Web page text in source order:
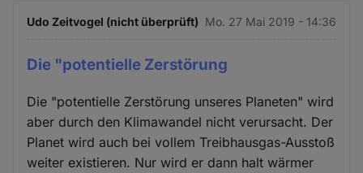
Udo Zeitvogel (nicht überprüft) Mo. 27 Mai 2019 - 14:36
Die "potentielle Zerstörung
Die "potentielle Zerstörung unseres Planeten" wird
aber durch den Klimawandel nicht verursacht. Der
Planet wird auch bei vollem Treibhausgas-Ausstoß
weiter existieren. Nur wird er dann halt wärmer